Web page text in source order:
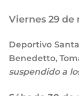
Viernes 29 de
Deportivo
Benedetto,
suspendido a los